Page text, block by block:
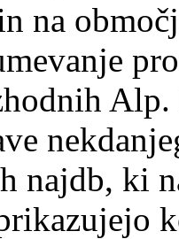
na
Alp.
najdb, ki